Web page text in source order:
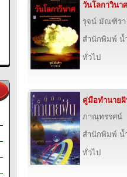
วันโลกาวินาศ
รุจน์ มัณฑิรา
สำนักพิมพ์ น้
ทั่วไป
คู่มือทำนาย
ภาณุทรรศน์
สำนักพิมพ์ น้
ทั่วไป